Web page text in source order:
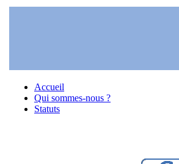
Accueil
Qui sommes-nous ?
Statuts